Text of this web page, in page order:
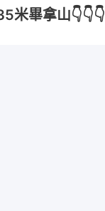
米畢拿山👇👇👇